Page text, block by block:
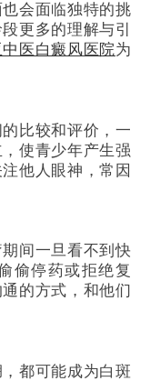
会面临独特的挑
更多的理解与引
医白癜风医院为
比较和评价，一
使青少年产生强
他人眼神，常因
间一旦看不到快
偷停药或拒绝复
的方式，和他们
都可能成为白斑